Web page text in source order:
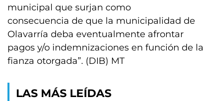
municipal que surjan como
consecuencia de que la municipalidad de
Olavarría deba eventualmente afrontar
pagos y/o indemnizaciones en función de la
fianza otorgada”. (DIB) MT
LAS MÁS LEÍDAS